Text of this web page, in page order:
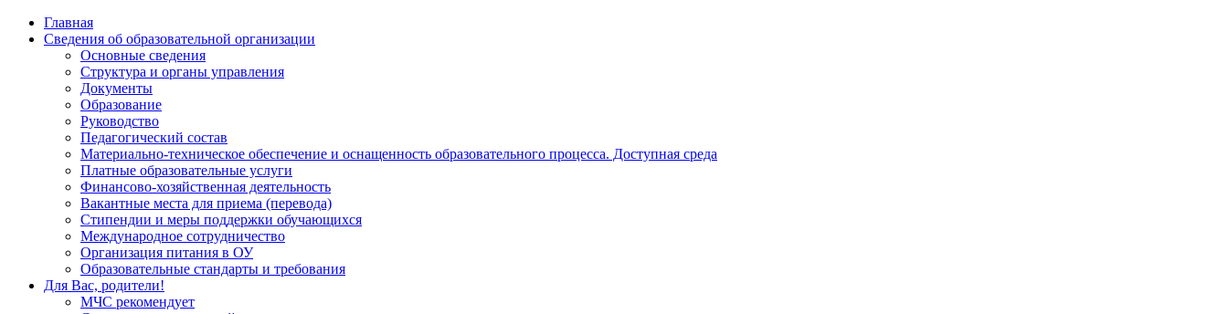
Главная
Сведения об образовательной организации
Основные сведения
Структура и органы управления
Документы
Образование
Руководство
Педагогический состав
Материально-техническое обеспечение и оснащенность образовательного процесса. Доступная среда
Платные образовательные услуги
Финансово-хозяйственная деятельность
Вакантные места для приема (перевода)
Стипендии и меры поддержки обучающихся
Международное сотрудничество
Организация питания в ОУ
Образовательные стандарты и требования
Для Вас, родители!
МЧС рекомендует